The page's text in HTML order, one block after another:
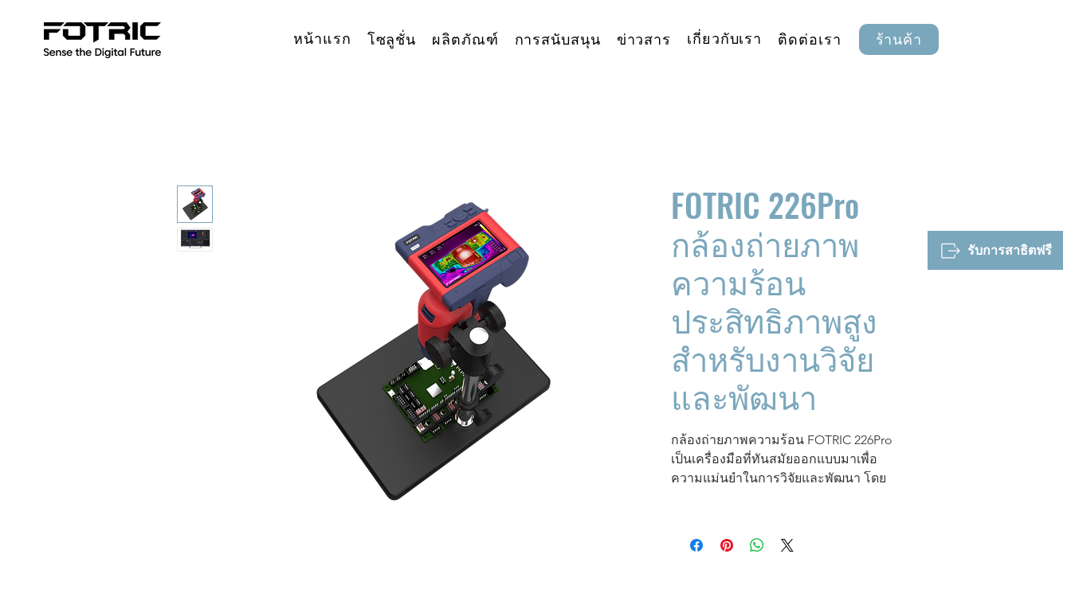
หน้าแรก โซลูชั่น ผลิตภัณฑ์ การสนับสนุน ข่าวสาร เกี่ยวกับเรา ติดต่อเรา ร้านค้า
รับการสาธิตฟรี
FOTRIC 226Pro
กล้องถ่ายภาพ
ความร้อน
ประสิทธิภาพสูง
สำหรับงานวิจัย
และพัฒนา
กล้องถ่ายภาพความร้อน FOTRIC 226Pro
เป็นเครื่องมือที่ทันสมัยออกแบบมาเพื่อ
ความแม่นยำในการวิจัยและพัฒนา โดย
2℃ หรือ ± 2 % และ
ความไวต่อความ
ร้อนสูงสุดถึง 40 mK
ซึ่งสามารถจับการ